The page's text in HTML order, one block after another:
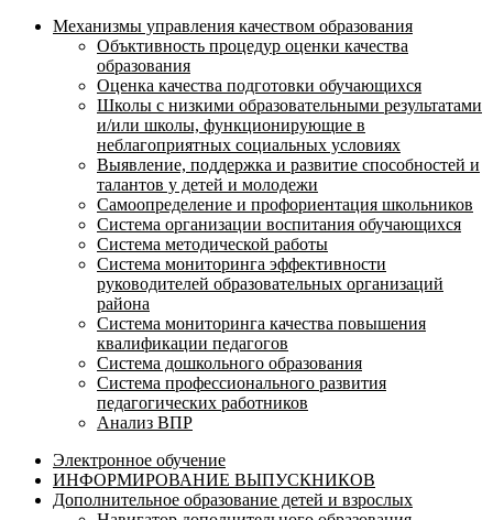
Механизмы управления качеством образования
Объктивность процедур оценки качества
образования
Оценка качества подготовки обучающихся
Школы с низкими образовательными результатами
и/или школы, функционирующие в
неблагоприятных социальных условиях
Выявление, поддержка и развитие способностей и
талантов у детей и молодежи
Самоопределение и профориентация школьников
Система организации воспитания обучающихся
Система методической работы
Система мониторинга эффективности
руководителей образовательных организаций
района
Система мониторинга качества повышения
квалификации педагогов
Система дошкольного образования
Система профессионального развития
педагогических работников
Анализ ВПР
Электронное обучение
ИНФОРМИРОВАНИЕ ВЫПУСКНИКОВ
Дополнительное образование детей и взрослых